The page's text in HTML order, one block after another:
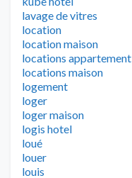
lavage de vitres
location
location maison
locations appartement
locations maison
logement
loger
loger maison
logis hotel
loué
louer
louis